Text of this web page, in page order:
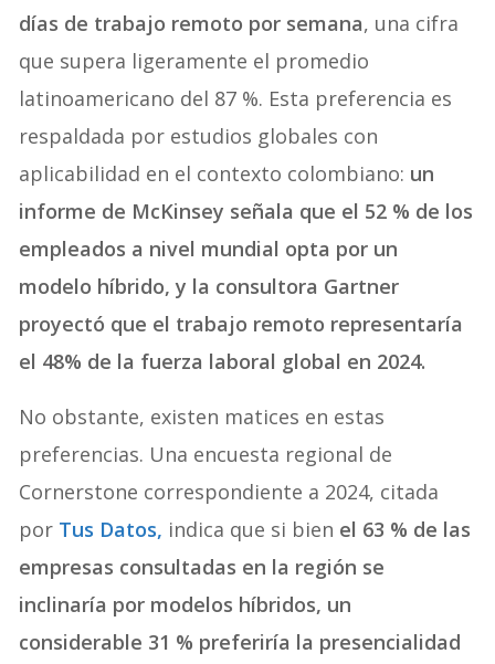
días de trabajo remoto por semana, una cifra
que supera ligeramente el promedio
latinoamericano del 87 %. Esta preferencia es
respaldada por estudios globales con
aplicabilidad en el contexto colombiano: un
informe de McKinsey señala que el 52 % de los
empleados a nivel mundial opta por un
modelo híbrido, y la consultora Gartner
proyectó que el trabajo remoto representaría
el 48% de la fuerza laboral global en 2024.
No obstante, existen matices en estas
preferencias. Una encuesta regional de
Cornerstone correspondiente a 2024, citada
por Tus Datos, indica que si bien el 63 % de las
empresas consultadas en la región se
inclinaría por modelos híbridos, un
considerable 31 % preferiría la presencialidad